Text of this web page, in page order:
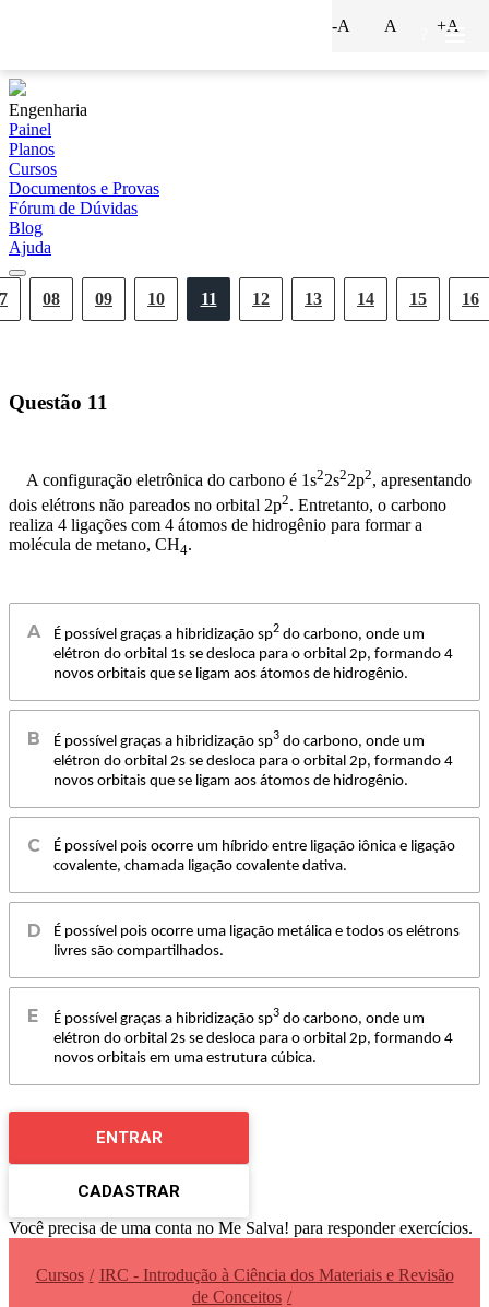
Engenharia
Painel
Planos
Cursos
Documentos e Provas
Fórum de Dúvidas
Blog
Ajuda
08 09 10 11 12 13 14 15 16
-A A +A
Questão 11
A configuração eletrônica do carbono é 1s22s22p2, apresentando
dois elétrons não pareados no orbital 2p2. Entretanto, o carbono
realiza 4 ligações com 4 átomos de hidrogênio para formar a
molécula de metano, CH4.
É possível graças a hibridização sp2 do carbono, onde um
elétron do orbital 1s se desloca para o orbital 2p, formando 4
novos orbitais que se ligam aos átomos de hidrogênio.
É possível graças a hibridização sp3 do carbono, onde um
elétron do orbital 2s se desloca para o orbital 2p, formando 4
novos orbitais que se ligam aos átomos de hidrogênio.
É possível pois ocorre um híbrido entre ligação iônica e ligação
covalente, chamada ligação covalente dativa.
É possível pois ocorre uma ligação metálica e todos os elétrons
livres são compartilhados.
É possível graças a hibridização sp3 do carbono, onde um
elétron do orbital 2s se desloca para o orbital 2p, formando 4
novos orbitais em uma estrutura cúbica.
ENTRAR
CADASTRAR
Você precisa de uma conta no Me Salva! para responder exercícios.
Cursos
IRC - Introdução à Ciência dos Materiais e Revisão
de Conceitos